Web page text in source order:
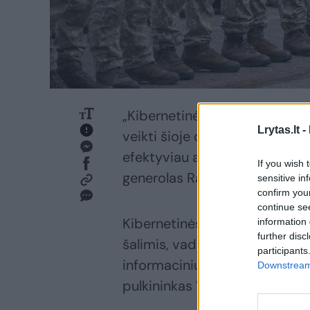
Lrytas.lt -
If you wish
sensitive
confirm
continue
information
further
„Kibernetinės gynybos
veikti šioje dimensijoje,
efektyviau atliepti priešo
generolas Raimundas
Kibernetinės gynybos
šalimis, vadavietėmis bei
informacinių sistemų
pulkininkas Vytautas Sriubas.